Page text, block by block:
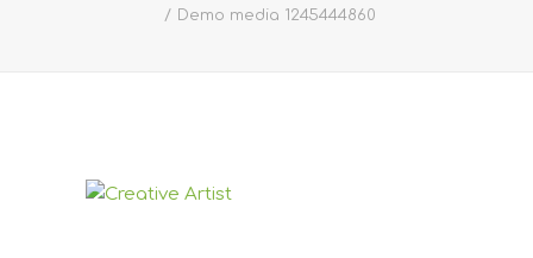
Demo media 1245444860